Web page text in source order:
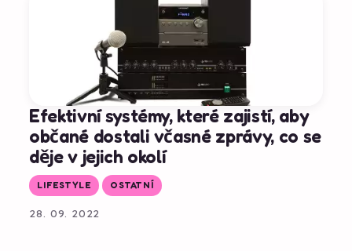
Efektivní systémy, které zajistí, aby
občané dostali včasné zprávy, co se
děje v jejich okolí
LIFESTYLE OSTATNÍ
28. 09. 2022